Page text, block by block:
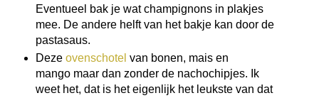
Eventueel bak je wat champignons in plakjes
mee. De andere helft van het bakje kan door de
pastasaus.
Deze ovenschotel van bonen, mais en
mango maar dan zonder de nachochipjes. Ik
weet het, dat is het eigenlijk het leukste van dat